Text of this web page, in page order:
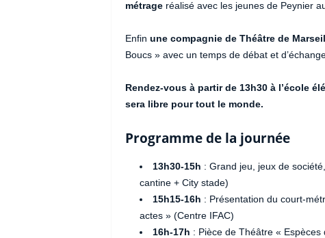
métrageréalisé avec les jeunes de Peynier
Enfin une compagnie de Théâtre de
Boucs » avec un temps de débat et
Rendez-vous à partir de 13h30 à l’école
sera libre pour tout le monde.
Programme de la journée
13h30-15h : Grand jeu, jeux de
cantine + City stade)
15h15-16h : Présentation du court-
actes » (Centre IFAC)
16h-17h : Pièce de Théâtre «